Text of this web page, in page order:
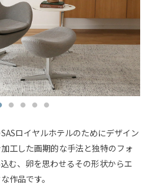
ロイヤルホテルのためにデザイン
工した画期的な手法と独特のフォ
む、卵を思わせるその形状からエ
作品です。